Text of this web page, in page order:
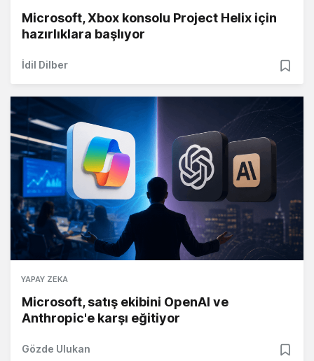
Microsoft, Xbox konsolu Project Helix için
hazırlıklara başlıyor
İdil Dilber
YAPAY ZEKA
Microsoft, satış ekibini OpenAI ve
Anthropic'e karşı eğitiyor
Gözde Ulukan